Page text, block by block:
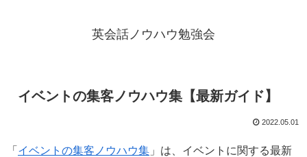
英会話ノウハウ勉強会
イベントの集客ノウハウ集【最新ガイド】
2022.05.01
「 イベントの集客ノウハウ集 」は、イベントに関する最新